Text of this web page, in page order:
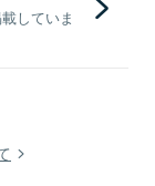
していま